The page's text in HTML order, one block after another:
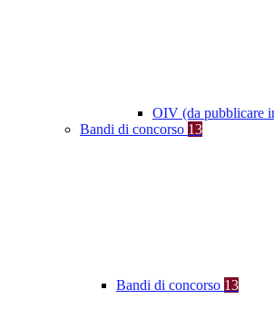
OIV (da pubblicare
Bandi di concorso 13
Bandi di concorso 13